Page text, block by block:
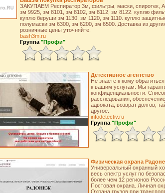
ЗАКУПАЕМ Респиратор 3м, фильтры, маски, спиротек,
зм 9925, зм 8101, зм 8102, зм 8112, зм 8122. куплю
куплю беруши зм 1130, зм 1120, зм 1110. куплю
полумаски зм 6300, зм 6200, зм 6500. Доставка из
розничные цены уточняйте.
bash3m.ru
Группа "Профи"
Детективное агентство
Не знаете к кому
к вашим услугам. Мы
конфиденциальности.
расследования;
адвоката; возврат долгов;
другое.
infodetectiv.ru
Группа "Профи"
Физическая охрана
Универсальный охранный
весь спектр услуг по
более чем 12 регионов
Постовая охрана. Личная
Охрана грузов при